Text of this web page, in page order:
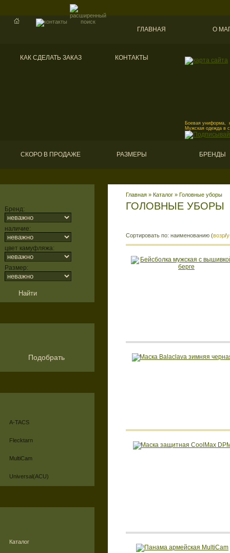
ГЛАВНАЯ О
КАК СДЕЛАТЬ ЗАКАЗ КОНТАКТЫ
Боевая униформа,
Мужская одежда в
СКОРО В ПРОДАЖЕ РАЗМЕРЫ БРЕНДЫ
Бренд:
наличие:
цвет камуфляжа:
Размер:
Подобрать
A-TACS
Flecktarn
MultiCam
Universal(ACU)
Каталог
ГОЛОВНЫЕ УБОРЫ
Главная » Каталог » Головные уборы
Сортировать по: наименованию (возр/